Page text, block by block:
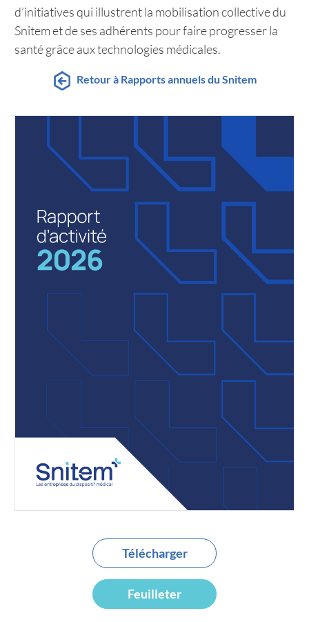
d’initiatives qui illustrent la mobilisation collective du
Snitem et de ses adhérents pour faire progresser la
santé grâce aux technologies médicales.
Retour à Rapports annuels du Snitem
Télécharger
Feuilleter